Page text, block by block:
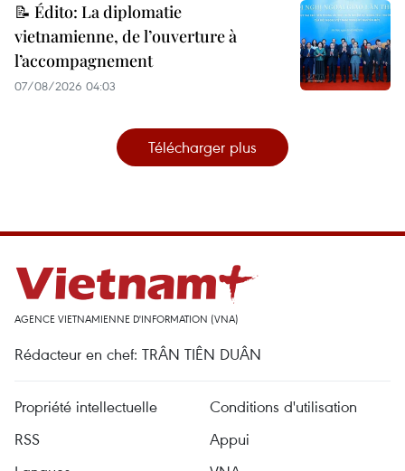
📝 Édito: La diplomatie
vietnamienne, de l’ouverture à
l’accompagnement
07/08/2026 04:03
Télécharger plus
AGENCE VIETNAMIENNE D'INFORMATION (VNA)
Rédacteur en chef: TRÂN TIÊN DUÂN
Propriété intellectuelle
Conditions d'utilisation
RSS
Appui